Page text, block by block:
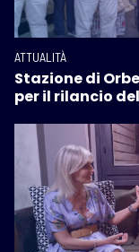
ATTUALITÀ
Stazione di
per il rilancio